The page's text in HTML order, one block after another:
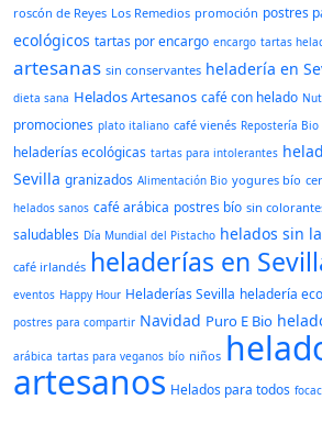
roscón de Reyes Los Remedios promoción postres
ecológicos tartas por encargo encargo tartas
artesanas sin conservantes heladería en
dieta sana Helados Artesanos café con helado
promociones plato italiano café vienés Repostería Bio
heladerías ecológicas tartas para intolerantes
Sevilla granizados Alimentación Bio yogures bío
helados sanos café arábica postres bío sin
saludables Día Mundial del Pistacho helados sin
café irlandés heladerías en
eventos Happy Hour Heladerías Sevilla heladería
postres para compartir Navidad Puro E Bio
arábica tartas para veganos bío niños
artesanos Helados para todos